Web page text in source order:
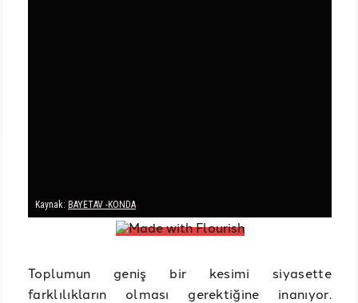
Toplumun geniş bir kesimi siyasette
farklılıkların olması gerektiğine inanıyor.